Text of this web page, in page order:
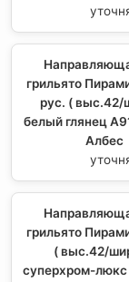
грильято
рус. ( выс.42/
белый глянец
Албес
грильято
( выс.42/
суперхром-люкс